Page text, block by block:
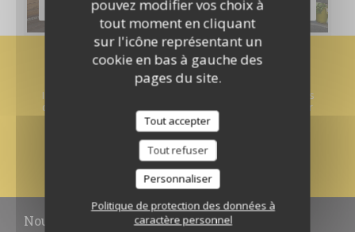
pouvez modifier vos choix à
tout moment en cliquant
sur l'icône représentant un
cookie en bas à gauche des
pages du site.
Tout accepter
Tout refuser
Personnaliser
Politique de protection des données à
caractère personnel
DÉCOUVRIR NOTRE CARTE
Newsletter*
Inscrivez-vous à notre lettre d'information pour recevoir des
communications personnalisées et des offres marketing par
courriel.
S'ABONNER
Nous contacter